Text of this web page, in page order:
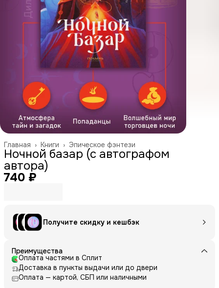
Эпическое фэнтези
Книги ›
Главная ›
Ночной базар (с автографом
автора)
740 ₽
Получите скидку и кешбэк
Преимущества
Оплата частями в Сплит
Доставка в пункты выдачи или до двери
Оплата — картой, СБП или наличными